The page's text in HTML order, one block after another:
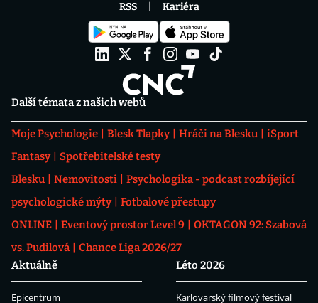
Další témata z našich webů
Moje Psychologie Blesk Tlapky Hráči na Blesku
iSport
Fantasy
Spotřebitelské testy
Blesku
Nemovitosti
Psychologika - podcast rozbíjející
psychologické mýty
Fotbalové přestupy
ONLINE
Eventový prostor Level 9
OKTAGON 92: Szabová
vs. Pudilová
Chance Liga 2026/27
Aktuálně
Epicentrum
Léto 2026
Karlovarský filmový festival
RSS Kariéra